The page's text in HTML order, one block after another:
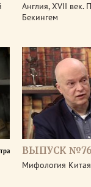
Англия, XVII век.
Бекингем
ВЫПУСК
Мифология Китая